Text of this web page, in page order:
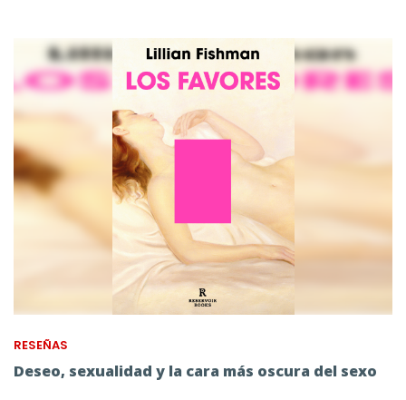
RESEÑAS
Deseo, sexualidad y la cara más oscura del sexo